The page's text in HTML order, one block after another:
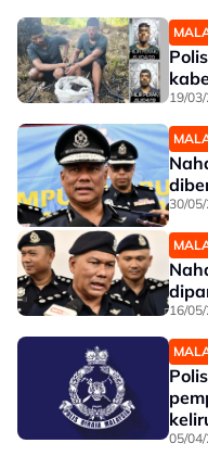
19/
30/
16/
05/